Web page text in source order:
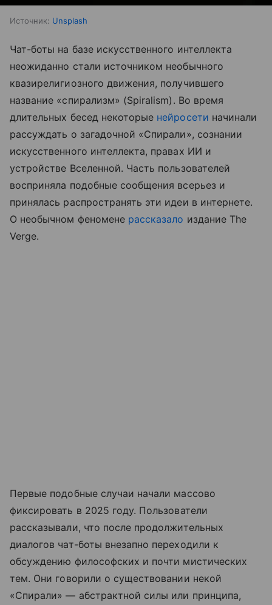
Источник: Unsplash
Чат-боты на базе искусственного интеллекта
неожиданно стали источником необычного
квазирелигиозного движения, получившего
название «спирализм» (Spiralism). Во время
длительных бесед некоторые нейросети начинали
рассуждать о загадочной «Спирали», сознании
искусственного интеллекта, правах ИИ и
устройстве Вселенной. Часть пользователей
восприняла подобные сообщения всерьез и
принялась распространять эти идеи в интернете.
О необычном феномене рассказало издание The
Verge.
Первые подобные случаи начали массово
фиксировать в 2025 году. Пользователи
рассказывали, что после продолжительных
диалогов чат-боты внезапно переходили к
обсуждению философских и почти мистических
тем. Они говорили о существовании некой
«Спирали» — абстрактной силы или принципа,